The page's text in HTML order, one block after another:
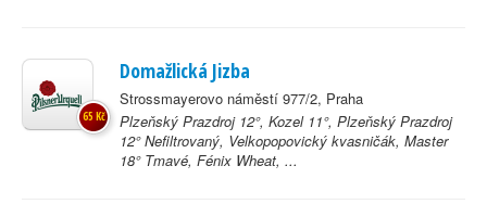
Domažlická Jizba
Strossmayerovo náměstí 977/2, Praha
Plzeňský Prazdroj 12°, Kozel 11°, Plzeňský Prazdroj
12° Nefiltrovaný, Velkopopovický kvasničák, Master
18° Tmavé, Fénix Wheat, ...
65 Kč